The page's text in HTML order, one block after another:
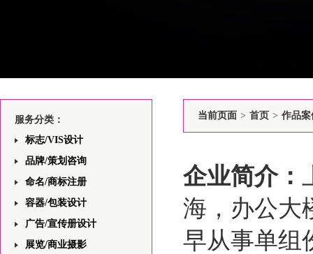
服务分类：
标志/VIS设计
品牌/策划咨询
命名/商标注册
容器/包装设计
广告/宣传册设计
展览/商业摄影
当前页面 > 首页 > 作品案
企业简介：
海，办公大
早从事单组